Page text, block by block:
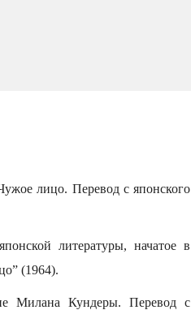
лицо. Перевод с японского
литературы, начатое в
(1964).
Милана Кундеры. Перевод с